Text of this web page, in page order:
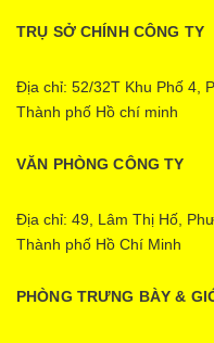
TRỤ SỞ CHÍNH CÔNG TY
Địa chỉ: 52/32T Khu Phố 4,
Thành phố Hồ chí minh
VĂN PHÒNG CÔNG TY
Địa chỉ: 49, Lâm Thị Hố,
Thành phố Hồ Chí Minh
PHÒNG TRƯNG BÀY &